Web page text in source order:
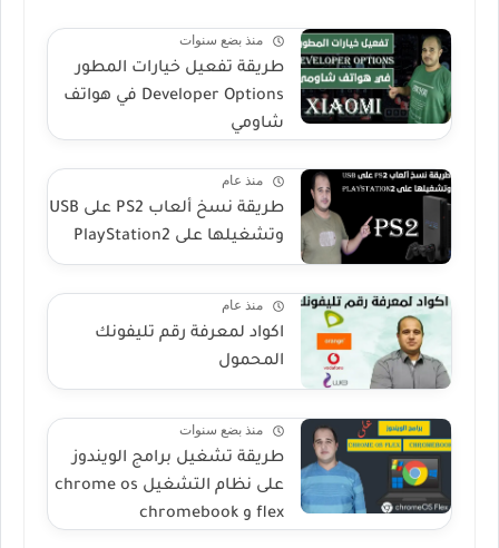
منذ بضع سنوات
طريقة تفعيل خيارات المطور
Developer Options في هواتف
شاومي
منذ عام
طريقة نسخ ألعاب PS2 على USB
وتشغيلها على PlayStation2
منذ عام
اكواد لمعرفة رقم تليفونك
المحمول
منذ بضع سنوات
طريقة تشغيل برامج الويندوز
على نظام التشغيل chrome os
flex و chromebook